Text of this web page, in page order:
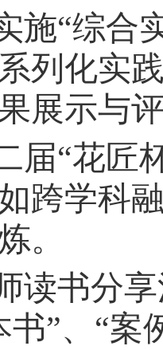
施“综合
列化实
展示与
届“花匠
跨学科
。
读书分
书”、 “案